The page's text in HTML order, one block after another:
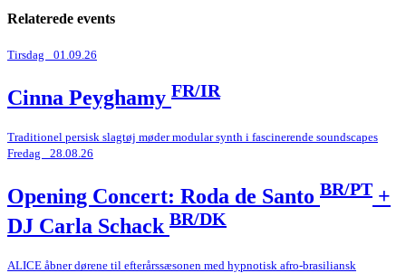
Relaterede events
Tirsdag _01.09.26
Cinna Peyghamy FR/IR
Traditionel persisk slagtøj møder modular synth i fascinerende soundscapes
Fredag _28.08.26
Opening Concert: Roda de Santo BR/PT +
DJ Carla Schack BR/DK
ALICE åbner dørene til efterårssæsonen med hypnotisk afro-brasiliansk